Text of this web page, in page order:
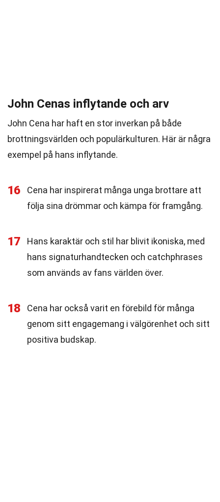
John Cenas inflytande och arv
John Cena har haft en stor inverkan på både
brottningsvärlden och populärkulturen. Här är några
exempel på hans inflytande.
16
Cena har inspirerat många unga brottare att
följa sina drömmar och kämpa för framgång.
17
Hans karaktär och stil har blivit ikoniska, med
hans signaturhandtecken och catchphrases
som används av fans världen över.
18
Cena har också varit en förebild för många
genom sitt engagemang i välgörenhet och sitt
positiva budskap.